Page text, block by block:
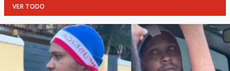
VER TODO
E